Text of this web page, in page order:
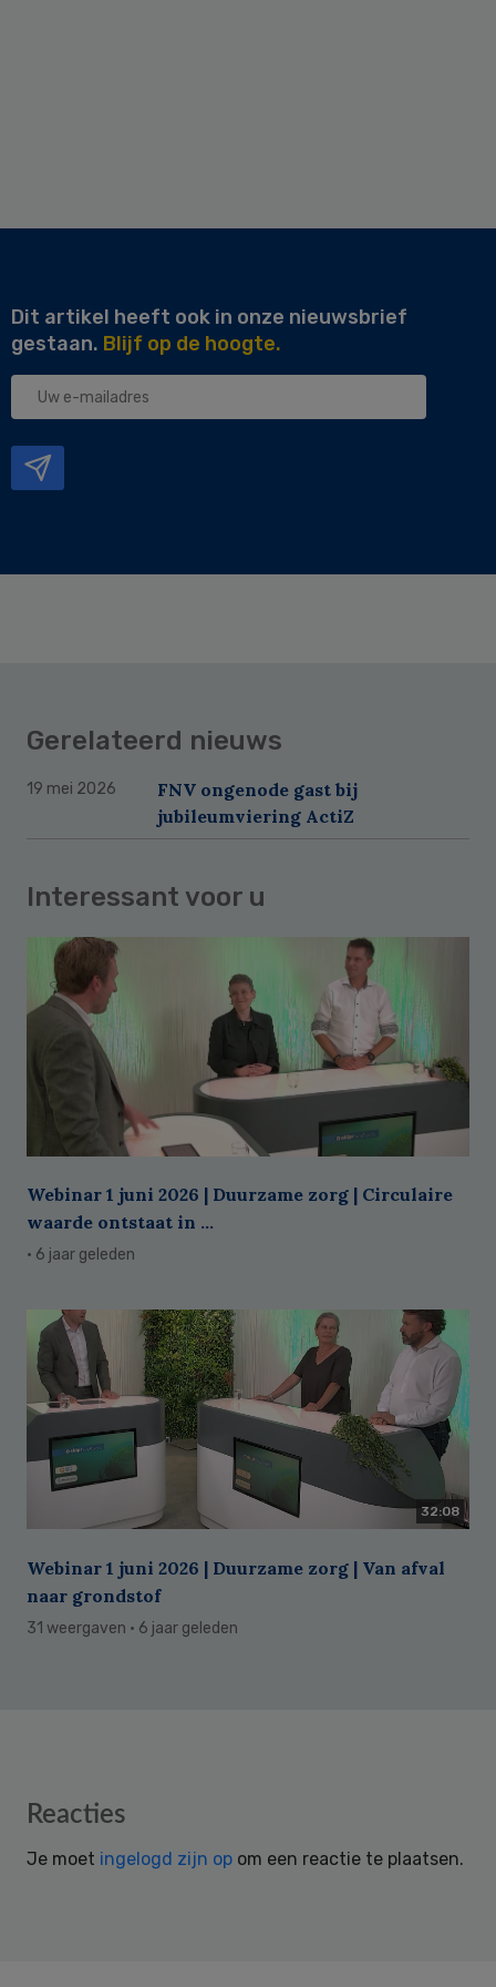
Dit artikel heeft ook in onze nieuwsbrief
gestaan. Blijf op de hoogte.
Uw
Gerelateerd nieuws
19 mei 2026
FNV ongenode gast bij
jubileumviering ActiZ
Interessant voor u
Webinar 1 juni 2026 | Duurzame zorg | Circulaire
waarde ontstaat in ...
· 6 jaar geleden
32:08
Webinar 1 juni 2026 | Duurzame zorg | Van afval
naar grondstof
31 weergaven · 6 jaar geleden
Reader
Reacties
Je moet ingelogd zijn op om een reactie te plaatsen.